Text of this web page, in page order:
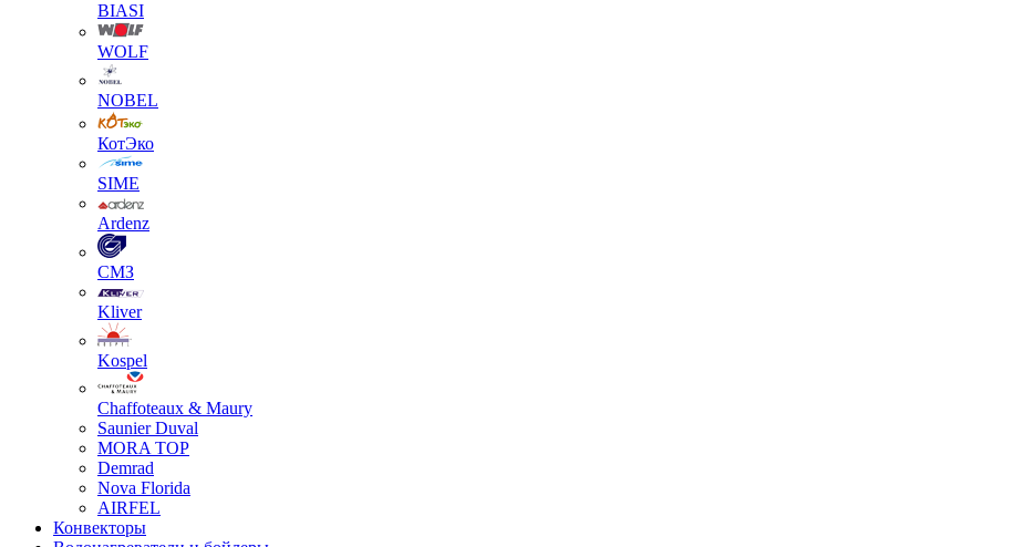
BIASI
WOLF
NOBEL
КотЭко
SIME
Ardenz
СМЗ
Kliver
Kospel
Chaffoteaux & Maury
Saunier Duval
MORA TOP
Demrad
Nova Florida
AIRFEL
Конвекторы